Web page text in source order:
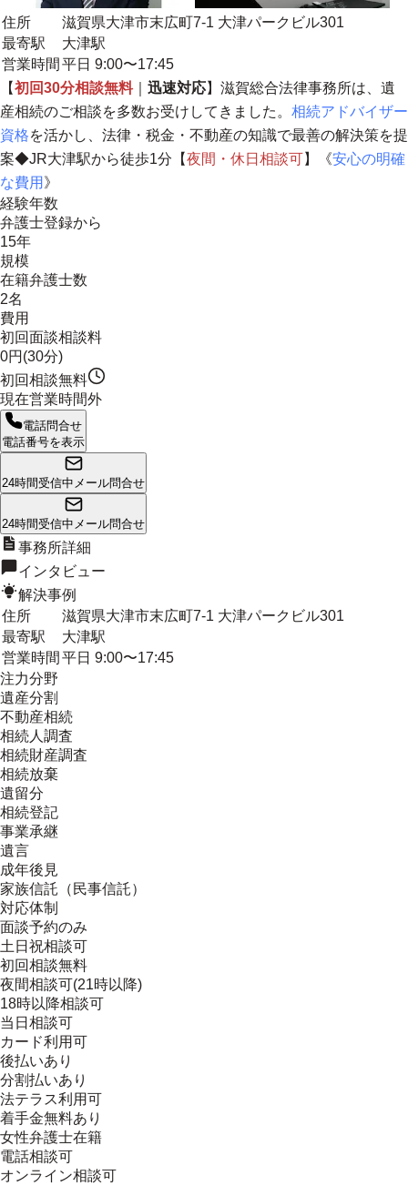
住所
滋賀県大津市末広町7-1 大津パークビル301
最寄駅
大津駅
営業時間 平日 9:00〜17:45
【初回30分相談無料｜ 迅速対応】滋賀総合法律事務所は、遺
産相続のご相談を多数お受けしてきました。 相続アドバイザー
資格を活かし、法律・税金・不動産の知識で最善の解決策を提
案◆JR大津駅から徒歩1分【夜間・休日相談可】《安心の明確
な費用 》
経験年数
弁護士登録から
15年
規模
在籍弁護士数
2名
費用
初回面談相談料
0円(30分)
初回相談無料
現在営業時間外
電話問合せ
電話番号を表示
24時間受信中 メール問合せ
24時間受信中 メール問合せ
事務所詳細
インタビュー
解決事例
住所
滋賀県大津市末広町7-1 大津パークビル301
最寄駅
大津駅
営業時間 平日 9:00〜17:45
注力分野
遺産分割
不動産相続
相続人調査
相続財産調査
相続放棄
遺留分
相続登記
事業承継
遺言
成年後見
家族信託（民事信託）
対応体制
面談予約のみ
土日祝相談可
初回相談無料
夜間相談可(21時以降)
18時以降相談可
当日相談可
カード利用可
後払いあり
分割払いあり
法テラス利用可
着手金無料あり
女性弁護士在籍
電話相談可
オンライン相談可